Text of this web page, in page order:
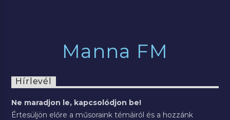
Manna FM
Hírlevél
Ne maradjon le, kapcsolódjon be!
Értesüljön előre a műsoraink témáiról és a hozzánk